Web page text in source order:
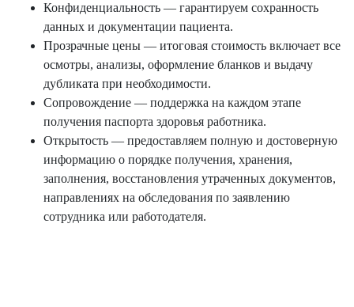
Конфиденциальность — гарантируем сохранность
данных и документации пациента.
Прозрачные цены — итоговая стоимость включает все
осмотры, анализы, оформление бланков и выдачу
дубликата при необходимости.
Сопровождение — поддержка на каждом этапе
получения паспорта здоровья работника.
Открытость — предоставляем полную и достоверную
информацию о порядке получения, хранения,
заполнения, восстановления утраченных документов,
направлениях на обследования по заявлению
сотрудника или работодателя.